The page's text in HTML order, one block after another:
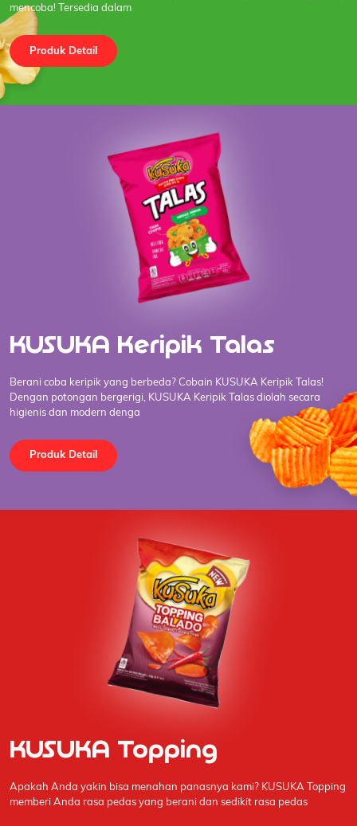
mencoba! Tersedia dalam
Produk Detail
KUSUKA Keripik Talas
Berani coba keripik yang berbeda? Cobain KUSUKA Keripik Talas!
Dengan potongan bergerigi, KUSUKA Keripik Talas diolah secara
higienis dan modern denga
Produk Detail
KUSUKA Topping
Apakah Anda yakin bisa menahan panasnya kami? KUSUKA Topping
memberi Anda rasa pedas yang berani dan sedikit rasa pedas